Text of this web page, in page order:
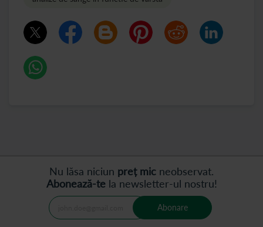
Nu lăsa niciun preț mic neobservat.
Abonează-tela newsletter-ul nostru!
Abonare